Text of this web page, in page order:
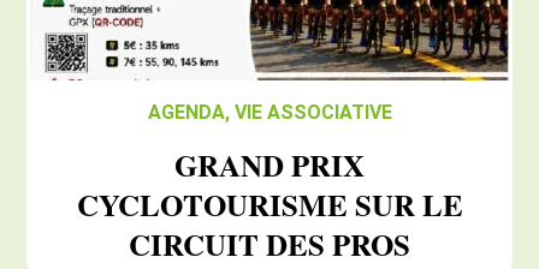
AGENDA, VIE ASSOCIATIVE
GRAND PRIX
CYCLOTOURISME SUR LE
CIRCUIT DES PROS